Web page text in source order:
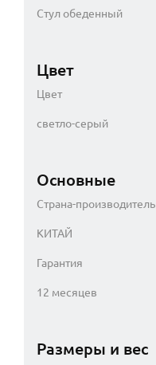
Стул обеденный
Цвет
Цвет
светло-серый
Основные
Страна-производитель
КИТАЙ
Гарантия
12 месяцев
Размеры и вес